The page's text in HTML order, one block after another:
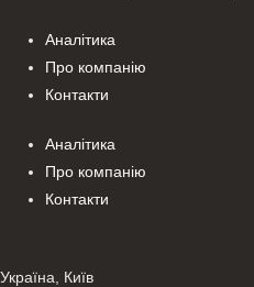
Аналітика
Про компанію
Контакти
Аналітика
Про компанію
Контакти
Україна, Київ